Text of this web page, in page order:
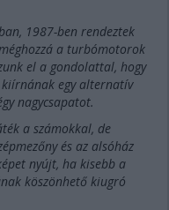
1987-ben rendeztek
a turbómotorok
el a gondolattal, hogy
egy alternatív
nagycsapatot.
a számokkal, de
és az alsóház
nyújt, ha kisebb a
köszönhető kiugró